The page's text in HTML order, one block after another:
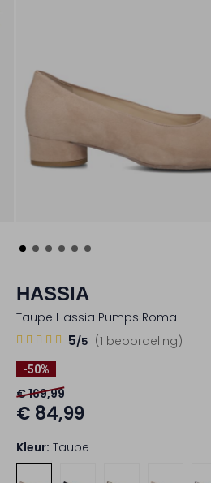
HASSIA
Taupe Hassia Pumps Roma
(1 beoordeling)
5/5
15
Sterren
-50%
€ 169,99
€ 84,99
Kleur: Taupe